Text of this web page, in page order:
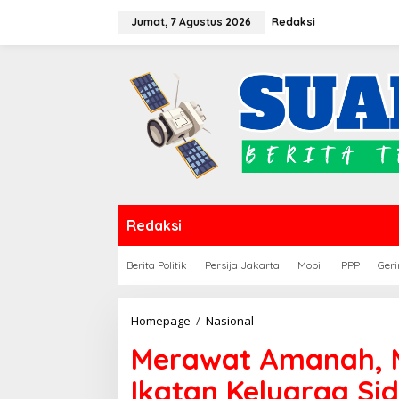
konten
Jumat, 7 Agustus 2026 Redaksi
Redaksi
Berita Politik Persija Jakarta Mobil PPP
Homepage / Nasional
Menyatukan
Perantau:
Ikatan
Merawat Amanah,
Ikatan Keluarga